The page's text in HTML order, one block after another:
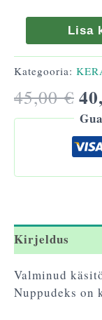
Lisa
Kategooria:
45,00€
Kirjeldus
Valminud
Nuppudeks on